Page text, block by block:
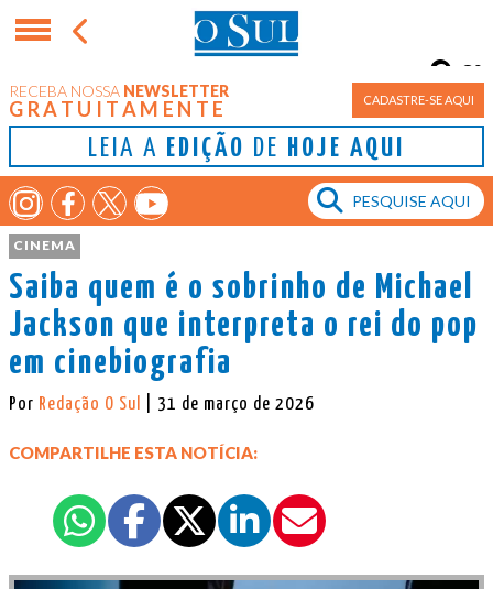
RECEBA NOSSA NEWSLETTER
GRATUITAMENTE CADASTRE-SE AQUI
LEIA A EDIÇÃO DE HOJE AQUI
Porto Alegre
8°
CINEMA
Saiba quem é o sobrinho de Michael
Jackson que interpreta o rei do pop
em cinebiografia
Por Redação O Sul | 31 de março de 2026
COMPARTILHE ESTA NOTÍCIA: